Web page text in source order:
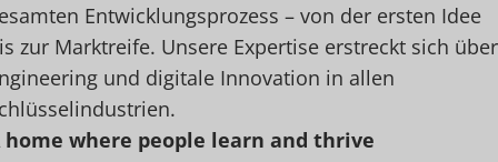
Entwicklungsprozess – von der ersten Idee
zur Marktreife. Unsere Expertise erstreckt sich über
und digitale Innovation in allen
home where people learn and thrive